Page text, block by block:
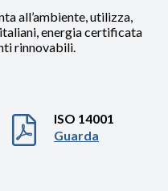
all’ambiente, utilizza,
energia certificata
rinnovabili.
ISO 14001
Guarda